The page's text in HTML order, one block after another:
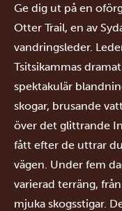
Ge dig ut på en
Otter Trail, en av
vandringsleder.
Tsitsikammas
spektakulär
skogar, brusande
över det glittrande
fått efter de uttrar
vägen. Under fem
varierad terräng,
mjuka skogsstigar.